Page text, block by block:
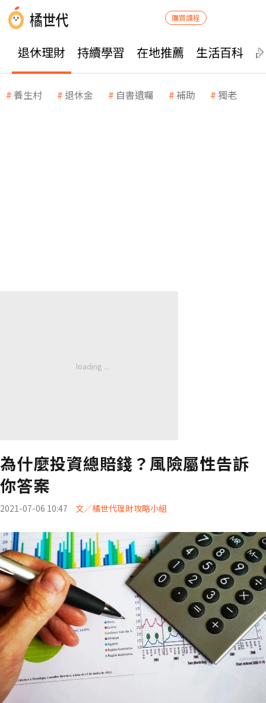
購買課程
退休理財 持續學習 在地推薦 生活百科
養生村 退休金 自書遺囑 補助 獨老
為什麼投資總賠錢？風險屬性告訴
你答案
2021-07-06 10:47 文／橘世代理財攻略小組